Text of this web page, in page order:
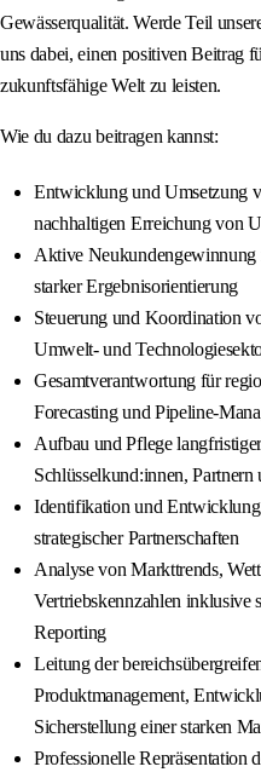
Gewässerqualität. Werde Teil
uns dabei, einen positiven Beitrag
zukunftsfähige Welt zu leisten.
Wie du dazu beitragen kannst:
Entwicklung und Umsetzung
nachhaltigen Erreichung von
Aktive
starker Ergebnisorientierung
Steuerung und Koordination
Umwelt- und
Gesamtverantwortung für
Forecasting und Pipeline-
Aufbau und Pflege
Schlüsselkund:innen,
Identifikation und
strategischer Partnerschaften
Analyse von Markttrends,
Vertriebskennzahlen inklusive
Reporting
Leitung der
Produktmanagement,
Sicherstellung einer starken
Professionelle